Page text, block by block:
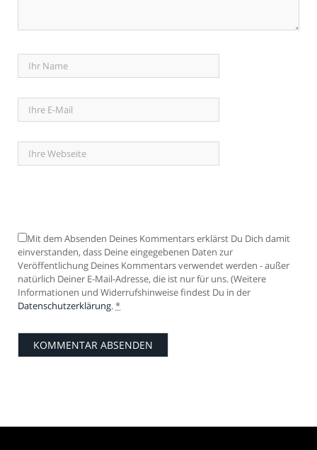
Mit dem Absenden Deines Kommentars erklärst Du Dich damit
einverstanden, dass Deine eingegebenen Daten zur
Veröffentlichung Deines Kommentars verwendet werden - außer
natürlich Deiner E-Mail-Adresse, die ist nur für uns. (Weitere
Informationen und Widerrufshinweise findest Du in der
Datenschutzerklärung.*